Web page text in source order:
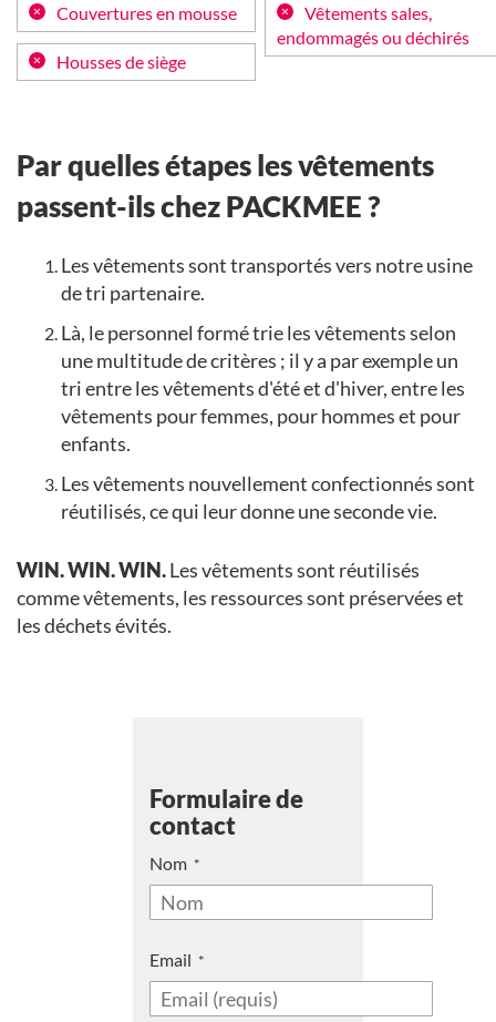
Couvertures en mousse
Housses de siège
Vêtements sales,
endommagés ou déchirés
Par quelles étapes les vêtements
passent-ils chez PACKMEE ?
Les vêtements sont transportés vers notre usine
de tri partenaire.
Là, le personnel formé trie les vêtements selon
une multitude de critères ; il y a par exemple un
tri entre les vêtements d'été et d'hiver, entre les
vêtements pour femmes, pour hommes et pour
enfants.
Les vêtements nouvellement confectionnés sont
réutilisés, ce qui leur donne une seconde vie.
WIN. WIN. WIN.Les vêtements sont réutilisés
comme vêtements, les ressources sont préservées et
les déchets évités.
Formulaire de
contact
Nom
Email